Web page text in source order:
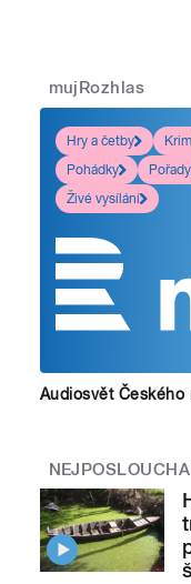
mujRozhlas
Hry a četby
Pohádky
Pořady
Živé vysílání
Audiosvět Českého